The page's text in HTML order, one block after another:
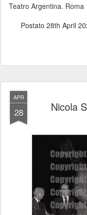
Teatro Argentina.
Postato 28th April
APR
28 Nicola